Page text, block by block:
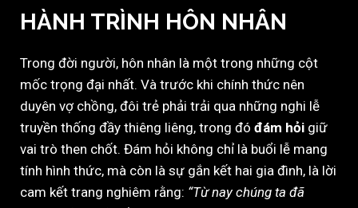
HÀNH TRÌNH HÔN NHÂN
Trong đời người, hôn nhân là một trong những cột
mốc trọng đại nhất. Và trước khi chính thức nên
duyên vợ chồng, đôi trẻ phải trải qua những nghi lễ
truyền thống đầy thiêng liêng, trong đó đám hỏi giữ
vai trò then chốt. Đám hỏi không chỉ là buổi lễ mang
tính hình thức, mà còn là sự gắn kết hai gia đình, là lời
cam kết trang nghiêm rằng: “Từ nay chúng ta đã